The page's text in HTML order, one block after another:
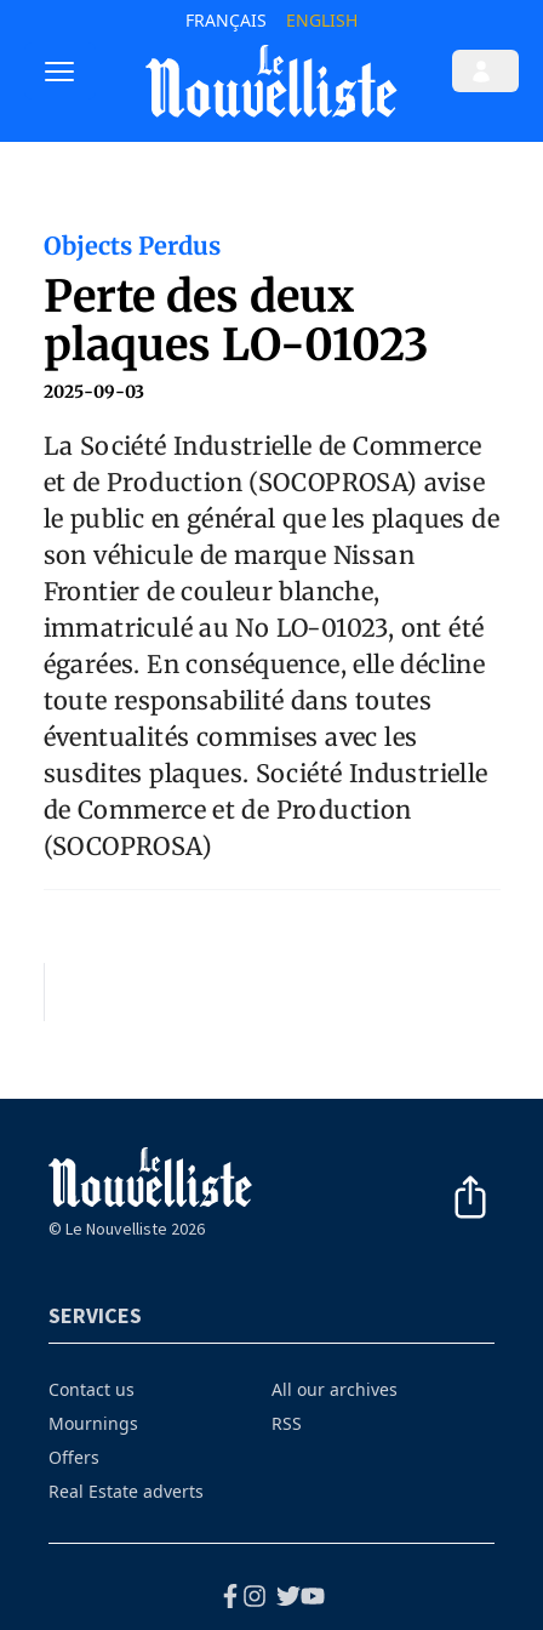
FRANÇAIS ENGLISH
Objects Perdus
Perte des deux
plaques LO-01023
2025-09-03
La Société Industrielle de Commerce
et de Production (SOCOPROSA) avise
le public en général que les plaques de
son véhicule de marque Nissan
Frontier de couleur blanche,
immatriculé au No LO-01023, ont été
égarées. En conséquence, elle décline
toute responsabilité dans toutes
éventualités commises avec les
susdites plaques. Société Industrielle
de Commerce et de Production
(SOCOPROSA)
© Le Nouvelliste 2026
SERVICES
Contact us
Mournings
Offers
Real Estate adverts
All our archives
RSS